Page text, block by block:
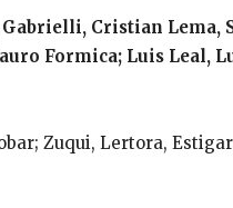
Cristian Lema,
Formica; Luis Leal,
Zuqui, Lertora,